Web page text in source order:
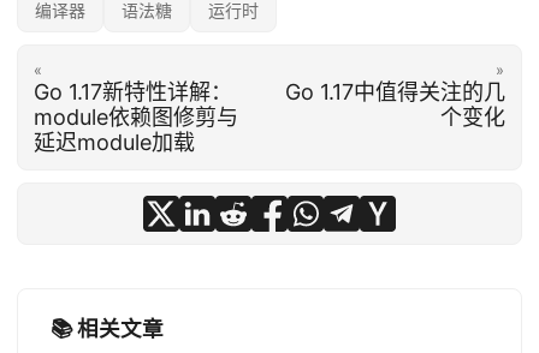
编译器 语法糖 运行时
«
Go 1.17新特性详解：
module依赖图修剪与
延迟module加载
»
Go 1.17中值得关注的几
个变化
📚 相关文章